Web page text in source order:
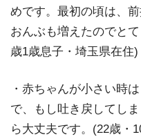
めです。最初の頃は、
おんぶも増えたのでと
歳1歳息子・埼玉県在住)
・赤ちゃんが小さい時
で、もし吐き戻してし
ら大丈夫です。(22歳・